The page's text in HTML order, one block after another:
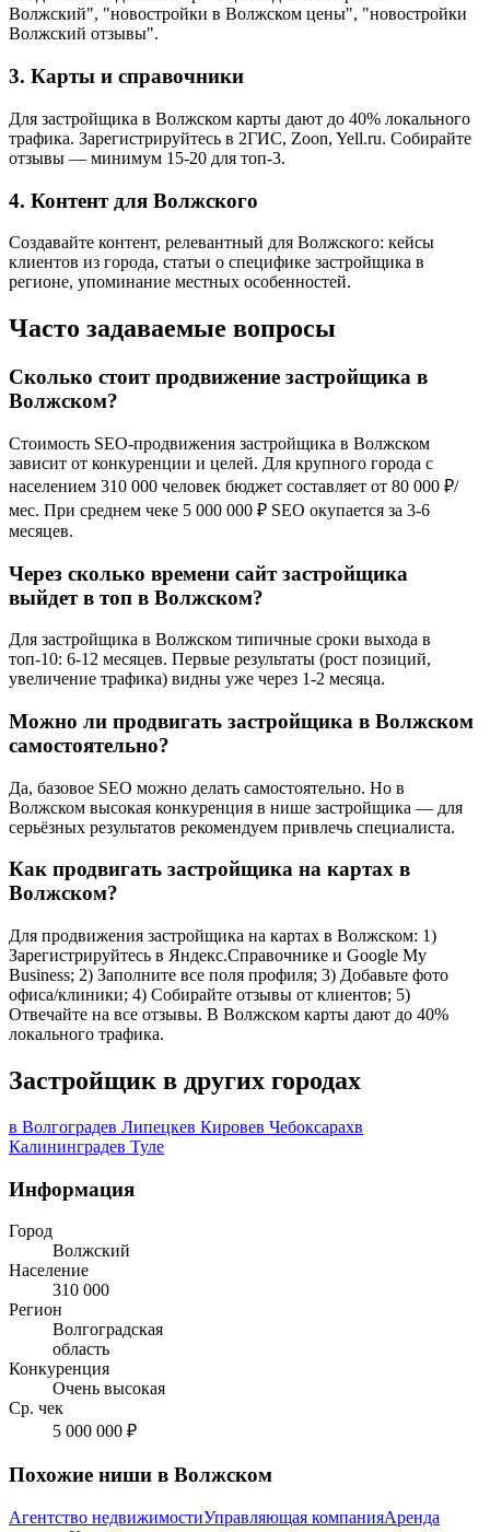
Волжский", "новостройки в Волжском цены", "новостройки
Волжский отзывы".
3. Карты и справочники
Для застройщика в Волжском карты дают до 40% локального
трафика. Зарегистрируйтесь в 2ГИС, Zoon, Yell.ru. Собирайте
отзывы — минимум 15-20 для топ-3.
4. Контент для Волжского
Создавайте контент, релевантный для Волжского: кейсы
клиентов из города, статьи о специфике застройщика в
регионе, упоминание местных особенностей.
Часто задаваемые вопросы
Сколько стоит продвижение застройщика в
Волжском?
Стоимость SEO-продвижения застройщика в Волжском
зависит от конкуренции и целей. Для крупного города с
населением 310 000 человек бюджет составляет от 80 000 ₽/
мес. При среднем чеке 5 000 000 ₽ SEO окупается за 3-6
месяцев.
Через сколько времени сайт застройщика
выйдет в топ в Волжском?
Для застройщика в Волжском типичные сроки выхода в
топ-10: 6-12 месяцев. Первые результаты (рост позиций,
увеличение трафика) видны уже через 1-2 месяца.
Можно ли продвигать застройщика в Волжском
самостоятельно?
Да, базовое SEO можно делать самостоятельно. Но в
Волжском высокая конкуренция в нише застройщика — для
серьёзных результатов рекомендуем привлечь специалиста.
Как продвигать застройщика на картах в
Волжском?
Для продвижения застройщика на картах в Волжском: 1)
Зарегистрируйтесь в Яндекс.Справочнике и Google My
Business; 2) Заполните все поля профиля; 3) Добавьте фото
офиса/клиники; 4) Собирайте отзывы от клиентов; 5)
Отвечайте на все отзывы. В Волжском карты дают до 40%
локального трафика.
Застройщик в других городах
в Волгоградев Липецкев Кировев Чебоксарахв
Калининградев Туле
Информация
Город
Волжский
Население
310 000
Регион
Волгоградская
область
Конкуренция
Очень высокая
Ср. чек
5 000 000 ₽
Похожие ниши в Волжском
Агентство недвижимостиУправляющая компанияАренда